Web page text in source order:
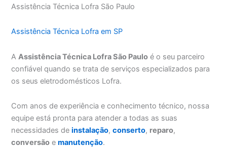
Assistência Técnica Lofra São Paulo
Assistência Técnica Lofra em SP
AAssistência Técnica Lofra São Paulo é o seu parceiro
confiável quando se trata de serviços especializados para
os seus eletrodomésticos Lofra.
Com anos de experiência e conhecimento técnico, nossa
equipe está pronta para atender a todas as suas
necessidades deinstalação,conserto, reparo,
conversão emanutenção.